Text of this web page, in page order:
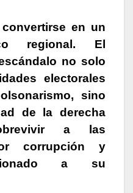
en un
regional. El
no solo
electorales
sino
de la derecha
a las
corrupción y
a su